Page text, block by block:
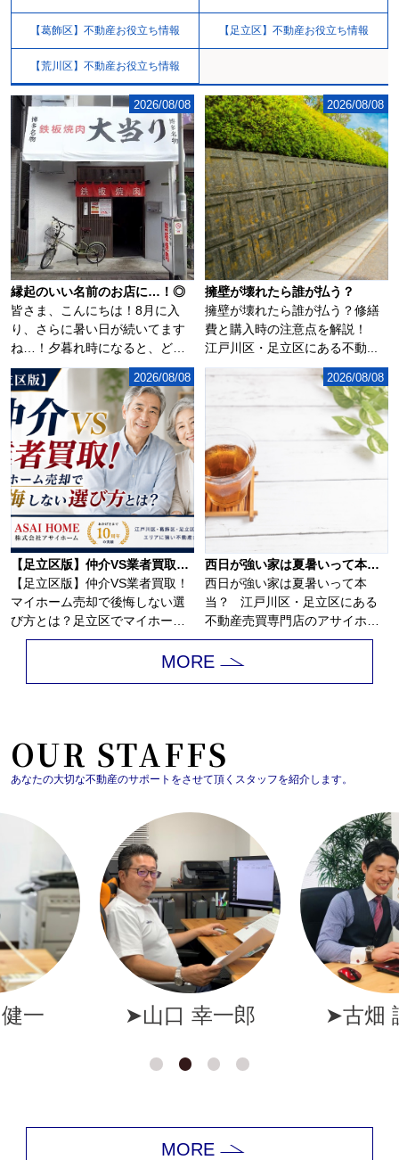
【葛飾区】不動産お役立ち情報 【足立区】不動産お役立ち情報
【荒川区】不動産お役立ち情報
縁起のいい名前のお店に…！◎
皆さま、こんにちは！8月に入
り、さらに暑い日が続いてます
ね…！夕暮れ時になると、どこ
からともなく花火...
2026/08/08
擁壁が壊れたら誰が払う？
擁壁が壊れたら誰が払う？修繕
費と購入時の注意点を解説！
江戸川区・足立区にある不動...
2026/08/08
【足立区版】仲介VS業者買取！マイホーム売却で後悔しない選び方とは？
【足立区版】仲介VS業者買取！
マイホーム売却で後悔しない選
び方とは？足立区でマイホーム
の売却を考え始...
2026/08/08
西日が強い家は夏暑いって本当？
西日が強い家は夏暑いって本
当？ 江戸川区・足立区にある
不動産売買専門店のアサイホ
ー...
2026/08/08
MORE
OUR STAFFS
あなたの大切な不動産のサポートをさせて頂くスタッフを紹介します。
郎 ➤古畑 誠一郎 ➤岩井
MORE